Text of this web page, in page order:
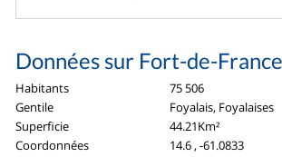
Données sur Fort-de-France
Habitants
75 506
Gentile
Foyalais, Foyalaises
Superficie
44.21Km²
Coordonnées
14.6 , -61.0833